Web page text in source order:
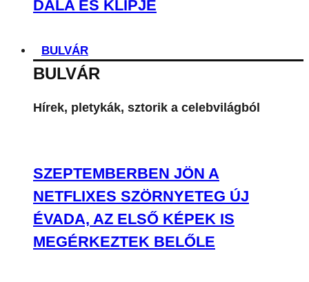
DALA ÉS KLIPJE
BULVÁR
BULVÁR
Hírek, pletykák, sztorik a celebvilágból
SZEPTEMBERBEN JÖN A
NETFLIXES SZÖRNYETEG ÚJ
ÉVADA, AZ ELSŐ KÉPEK IS
MEGÉRKEZTEK BELŐLE